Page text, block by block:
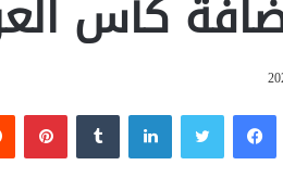
كأس
فيسبوك لينكدإن بينتيريست